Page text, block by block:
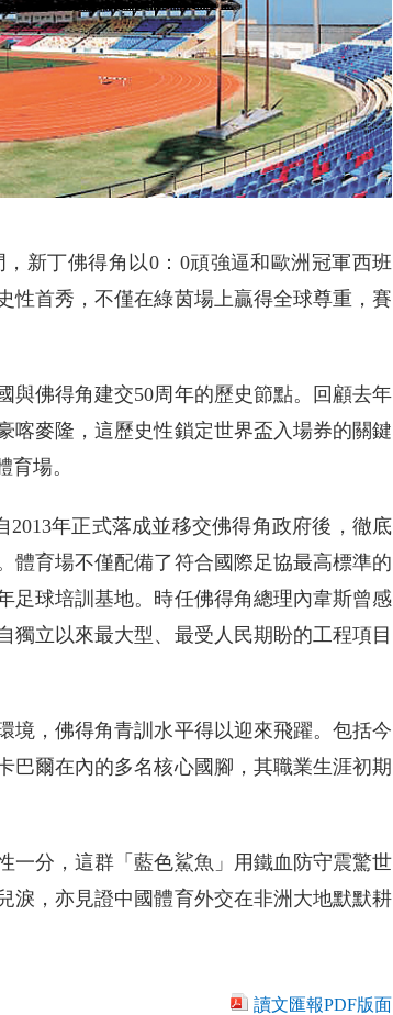
新丁佛得角以0：0頑強逼和歐洲冠軍西班
性首秀，不僅在綠茵場上贏得全球尊重，賽
與佛得角建交50周年的歷史節點。回顧去年
喀麥隆，這歷史性鎖定世界盃入場券的關鍵
場。
年正式落成並移交佛得角政府後，徹底
體育場不僅配備了符合國際足協最高標準的
足球培訓基地。時任佛得角總理內韋斯曾感
立以來最大型、最受人民期盼的工程項目
境，佛得角青訓水平得以迎來飛躍。包括今
巴爾在內的多名核心國腳，其職業生涯初期
一分，這群「藍色鯊魚」用鐵血防守震驚世
淚，亦見證中國體育外交在非洲大地默默耕
讀文匯報PDF版面